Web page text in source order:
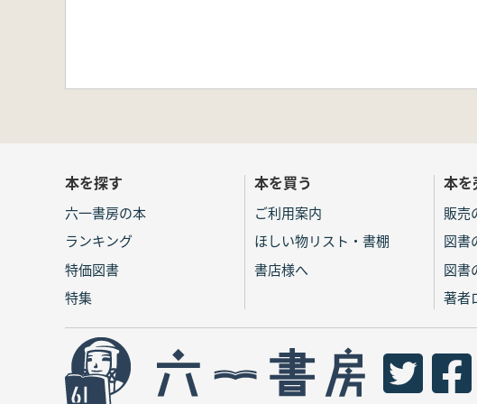
本を探す
六一書房の本
ランキング
特価図書
特集
本を買う
ご利用案内
ほしい物リスト・書棚
書店様へ
本を
販売
図書
図書
著者